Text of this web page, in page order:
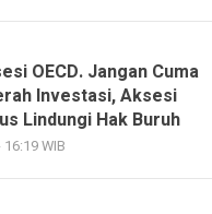
OECD. Jangan Cuma
Investasi, Aksesi
Lindungi Hak Buruh
WIB